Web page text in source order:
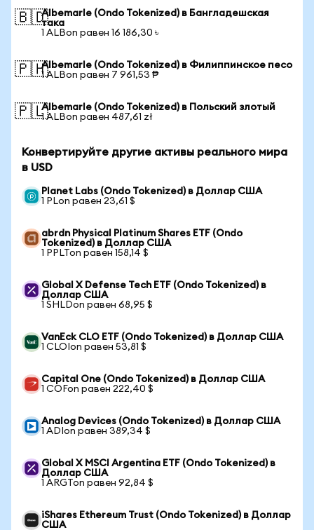
🇧🇩Albemarle (Ondo Tokenized) в Бангладешская
така
1 ALBon равен 16 186,30 ৳
🇵🇭Albemarle (Ondo Tokenized) в Филиппинское песо
1 ALBon равен 7 961,53 ₱
🇵🇱Albemarle (Ondo Tokenized) в Польский злотый
1 ALBon равен 487,61 zł
Конвертируйте другие активы реального мира
в USD
Planet Labs (Ondo Tokenized) в Доллар США
1 PLon равен 23,61 $
abrdn Physical Platinum Shares ETF (Ondo
Tokenized) в Доллар США
1 PPLTon равен 158,14 $
Global X Defense Tech ETF (Ondo Tokenized) в
Доллар США
1 SHLDon равен 68,95 $
VanEck CLO ETF (Ondo Tokenized) в Доллар США
1 CLOIon равен 53,81 $
Capital One (Ondo Tokenized) в Доллар США
1 COFon равен 222,40 $
Analog Devices (Ondo Tokenized) в Доллар США
1 ADIon равен 389,34 $
Global X MSCI Argentina ETF (Ondo Tokenized) в
Доллар США
1 ARGTon равен 92,84 $
iShares Ethereum Trust (Ondo Tokenized) в Доллар
США